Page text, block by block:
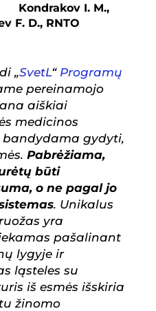
Kondrakov I. M.,
F. D., RNTO
„SvetL“ Programų
pereinamojo
aiškiai
medicinos
gydyti,
Pabrėžiama,
būti
o ne pagal jo
. Unikalus
yra
pašalinant
lygyje ir
ląsteles su
iš esmės išskiria
žinomo